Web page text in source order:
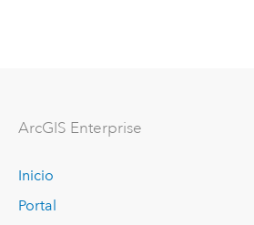
ArcGIS Enterprise
Inicio
Portal